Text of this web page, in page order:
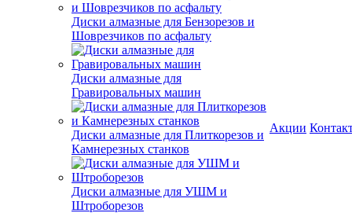
Диски алмазные для Бензорезов и
Шоврезчиков по асфальту
Диски алмазные для
Гравировальных машин
Диски алмазные для Плиткорезов и
Камнерезных станков
Диски алмазные для УШМ и
Штроборезов
Акции